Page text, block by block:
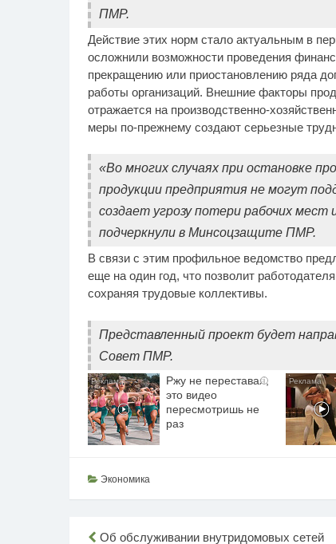
ПМР.
Действие этих норм стало актуальным в
осложнили возможности проведения
прекращению или приостановлению ряда
работы организаций. Внешние факторы
отражается на производственно-
меры по-прежнему создают серьезные
«Во многих случаях при остановке
продукции предприятия не могут
создает угрозу потери рабочих
подчеркнули в Минсоцзащите ПМР.
В связи с этим профильное ведомство
еще на один год, что позволит
сохраняя трудовые коллективы.
Представленный проект будет
Совет ПМР.
i
Ржу не переставая,
это видео
пересмотришь не
раз
Экономика
Об обслуживании внутридомовых сетей